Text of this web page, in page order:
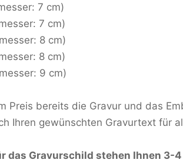
7 cm)
7 cm)
8 cm)
8 cm)
9 cm)
Preis bereits die Gravur und das
Ihren gewünschten Gravurtext für
das Gravurschild stehen Ihnen 3-